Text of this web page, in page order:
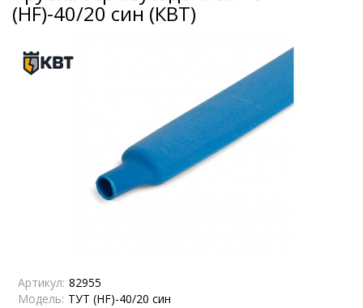
(HF)-40/20 син (КВТ)
Артикул: 82955
Модель: ТУТ (HF)-40/20 син